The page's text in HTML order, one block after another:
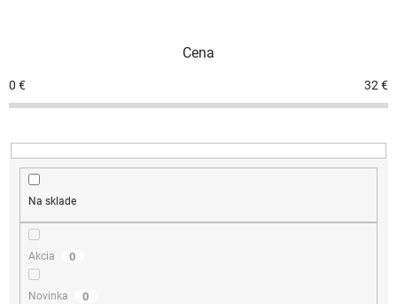
Cena
0 € 32€
Na sklade
Akcia 0
Novinka 0